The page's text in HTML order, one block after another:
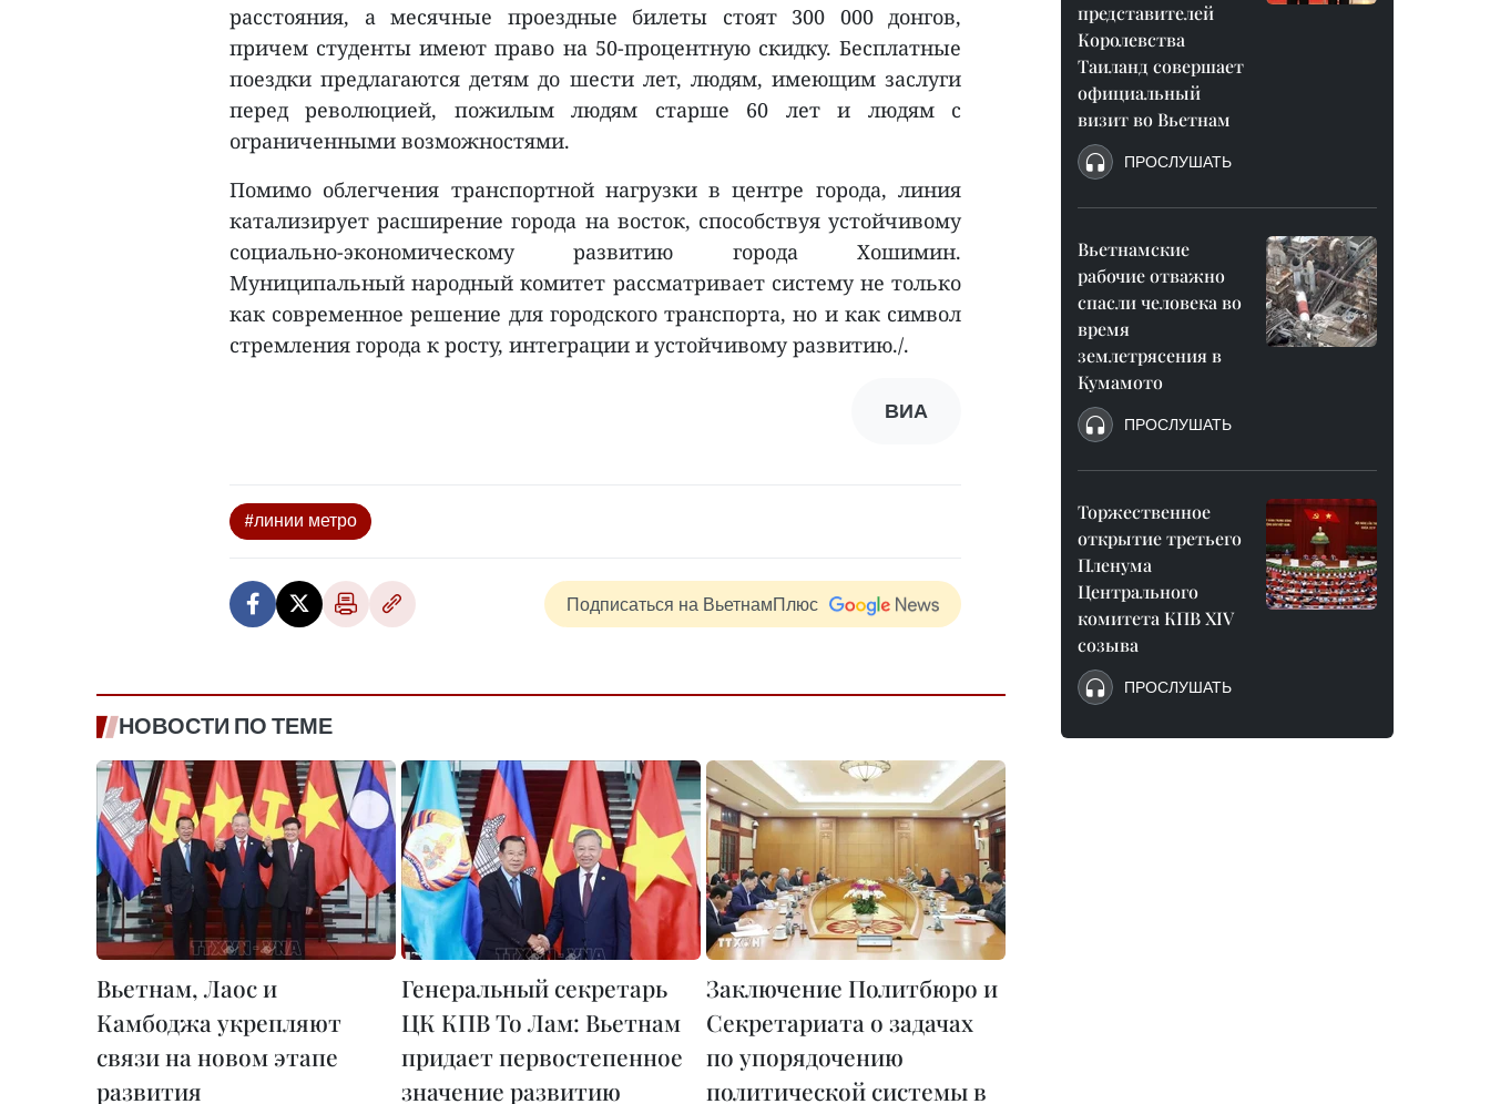
расстояния, а месячные проездные билеты стоят 300 000 донгов,
причем студенты имеют право на 50-процентную скидку. Бесплатные
поездки предлагаются детям до шести лет, людям, имеющим заслуги
перед революцией, пожилым людям старше 60 лет и людям с
ограниченными возможностями.
Помимо облегчения транспортной нагрузки в центре города, линия
катализирует расширение города на восток, способствуя устойчивому
социально-экономическому развитию города Хошимин.
Муниципальный народный комитет рассматривает систему не только
как современное решение для городского транспорта, но и как символ
стремления города к росту, интеграции и устойчивому развитию./.
ВИА
#линии метро
Подписаться на ВьетнамПлюс
НОВОСТИ ПО ТЕМЕ
Вьетнам, Лаос и
Камбоджа укрепляют
связи на новом этапе
развития
Генеральный секретарь
ЦК КПВ То Лам: Вьетнам
придает первостепенное
значение развитию
Заключение Политбюро и
Секретариата о задачах
по упорядочению
политической системы в
представителей
Королевства
Таиланд совершает
официальный
визит во Вьетнам
ПРОСЛУШАТЬ
Вьетнамские
рабочие отважно
спасли человека во
время
землетрясения в
Кумамото
ПРОСЛУШАТЬ
Торжественное
открытие третьего
Пленума
Центрального
комитета КПВ XIV
созыва
ПРОСЛУШАТЬ